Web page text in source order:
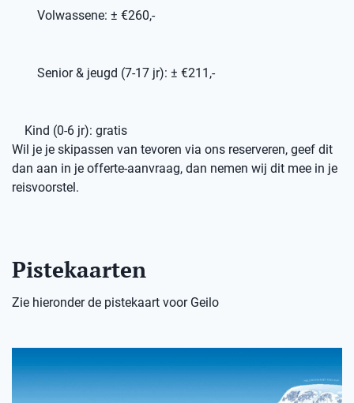
Volwassene: ± €260,-
Senior & jeugd (7-17 jr): ± €211,-
Kind (0-6 jr): gratis
Wil je je skipassen van tevoren via ons reserveren, geef dit
dan aan in je offerte-aanvraag, dan nemen wij dit mee in je
reisvoorstel.
Pistekaarten
Zie hieronder de pistekaart voor Geilo